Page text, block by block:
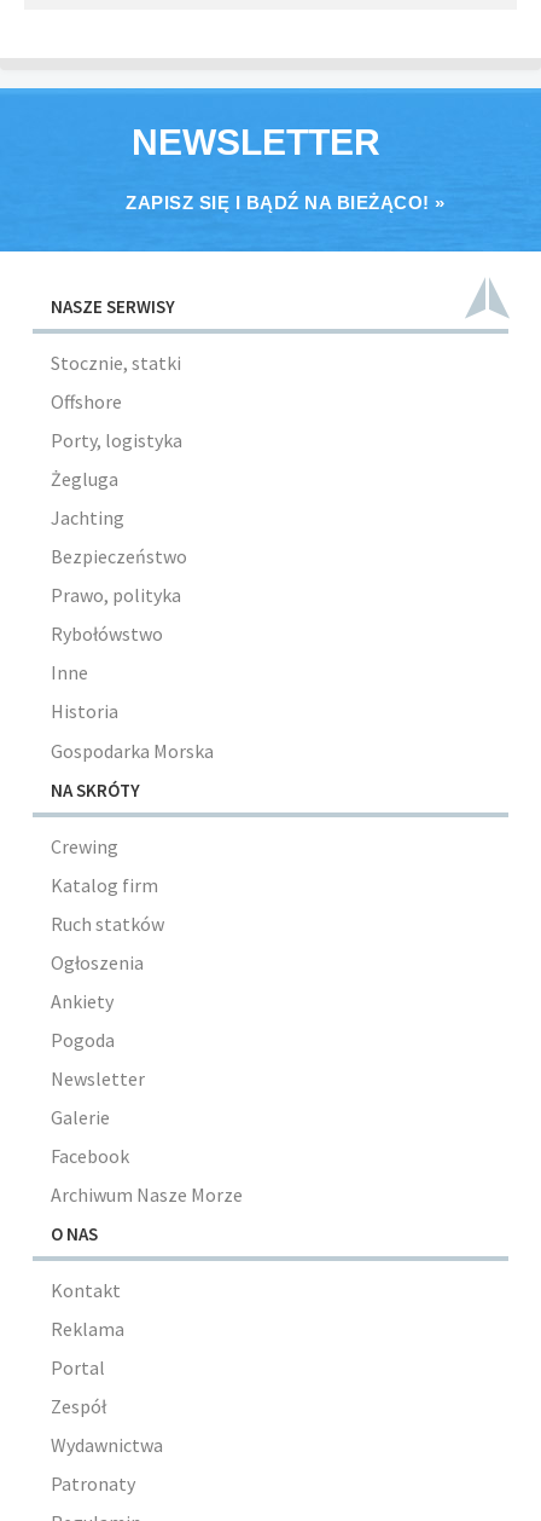
NEWSLETTER
ZAPISZ SIĘ I BĄDŹ NA BIEŻĄCO! »
NASZE SERWISY
Stocznie, statki
Offshore
Porty, logistyka
Żegluga
Jachting
Bezpieczeństwo
Prawo, polityka
Rybołówstwo
Inne
Historia
Gospodarka Morska
NA SKRÓTY
Crewing
Katalog firm
Ruch statków
Ogłoszenia
Ankiety
Pogoda
Newsletter
Galerie
Facebook
Archiwum Nasze Morze
O NAS
Kontakt
Reklama
Portal
Zespół
Wydawnictwa
Patronaty